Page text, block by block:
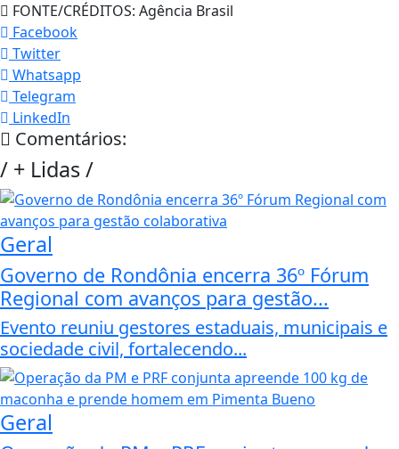
FONTE/CRÉDITOS: Agência Brasil
Facebook
Twitter
Whatsapp
Telegram
LinkedIn
Comentários:
/ + Lidas/
Geral
Governo de Rondônia encerra 36º Fórum
Regional com avanços para gestão...
Evento reuniu gestores estaduais, municipais e
sociedade civil, fortalecendo...
Geral